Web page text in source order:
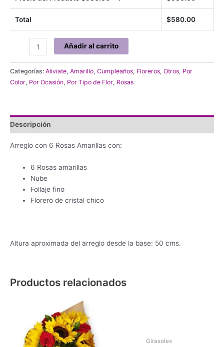
Total $580.00
Amarillas
en
florero
#
cantidad
Añadir al carrito
Categorías: Aliviate, Amarillo, Cumpleaños, Floreros, Otros, Por
Color, Por Ocasión, Por Tipo de Flor, Rosas
Descripción
Arreglo con 6 Rosas Amarillas con:
6 Rosas amarillas
Nube
Follaje fino
Florero de cristal chico
Altura aproximada del arreglo desde la base: 50 cms.
Productos relacionados
Girasoles